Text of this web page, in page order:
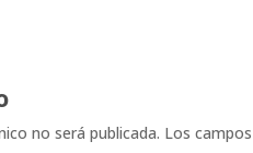
no será publicada. Los